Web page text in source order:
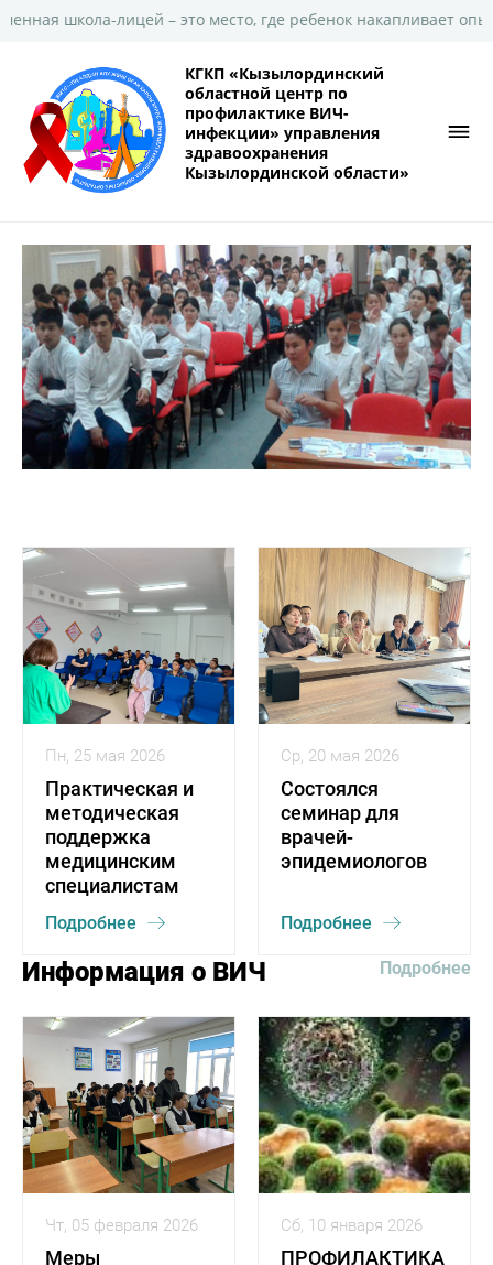
– это место, где ребенок накапливает опыт широкого
КГКП «Кызылординский
областной центр по
профилактике ВИЧ-
инфекции» управления
здравоохранения
Кызылординской области»
Пн, 25 мая 2026
Практическая и
методическая
поддержка
медицинским
специалистам
Подробнее
Ср, 20 мая 2026
Состоялся
семинар для
врачей-
эпидемиологов
Подробнее
Информация о ВИЧ Подробнее
Чт, 05 февраля 2026
Меры
Сб, 10 января 2026
ПРОФИЛАКТИКА